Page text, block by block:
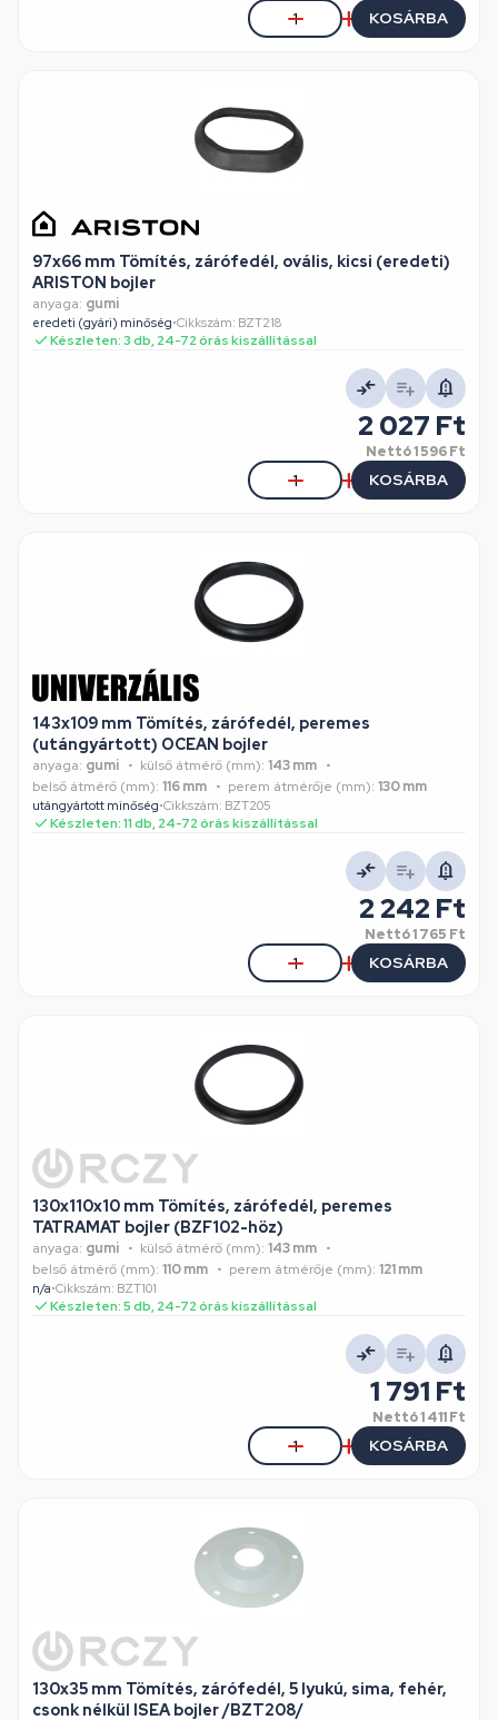
KOSÁRBA
97x66 mm Tömítés, zárófedél, ovális, kicsi (eredeti)
ARISTON bojler
anyaga: gumi
eredeti (gyári) minőség•Cikkszám: BZT218
Készleten: 3 db, 24-72 órás kiszállítással
2 027 Ft
Nettó1 596 Ft
KOSÁRBA
143x109 mm Tömítés, zárófedél, peremes
(utángyártott) OCEAN bojler
anyaga: gumi külső átmérő (mm): 143 mm
belső átmérő (mm): 116 mm perem átmérője (mm): 130 mm
utángyártott minőség•Cikkszám: BZT205
Készleten: 11 db, 24-72 órás kiszállítással
2 242 Ft
Nettó1 765 Ft
KOSÁRBA
130x110x10 mm Tömítés, zárófedél, peremes
TATRAMAT bojler (BZF102-höz)
anyaga: gumi külső átmérő (mm): 143 mm
belső átmérő (mm): 110 mm perem átmérője (mm): 121 mm
n/a•Cikkszám: BZT101
Készleten: 5 db, 24-72 órás kiszállítással
1 791 Ft
Nettó1 411 Ft
KOSÁRBA
130x35 mm Tömítés, zárófedél, 5 lyukú, sima, fehér,
csonk nélkül ISEA bojler /BZT208/